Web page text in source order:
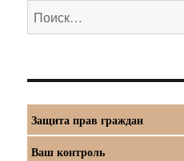
Искать:
Защита прав граждан
Ваш контроль